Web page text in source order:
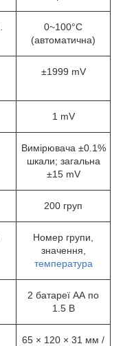
0~100°C
(автоматична)
±1999 mV
1 mV
Вимірювача ±0.1%
шкали; загальна
±15 mV
200 груп
Номер групи,
значення,
температура
2 батареї АА по
1.5 В
65 × 120 × 31 мм /